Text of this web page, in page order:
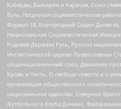
Кабарды, Балкарии и Карачая, Союз
Буль, Национал-социалистическая
Формат-18, Благородный Орден Дьявола,
Национальная Социалистическая
Родовая Держава Русь, Русское
Инглистической церкви Православных
общенациональный союз, Движение
Кровь и Честь, О свободе совести и о
организация общественного
национальное единство, Северное
Футбольного Клуба Динамо,